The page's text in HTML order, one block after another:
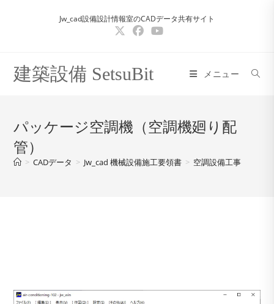
Jw_cad設備設計情報室のCADデータ共有サイト
建築設備 SetsuBit メニュー
パッケージ空調機（空調機廻り配
管）
> CADデータ > Jw_cad 機械設備施工要領書 > 空調設備工事